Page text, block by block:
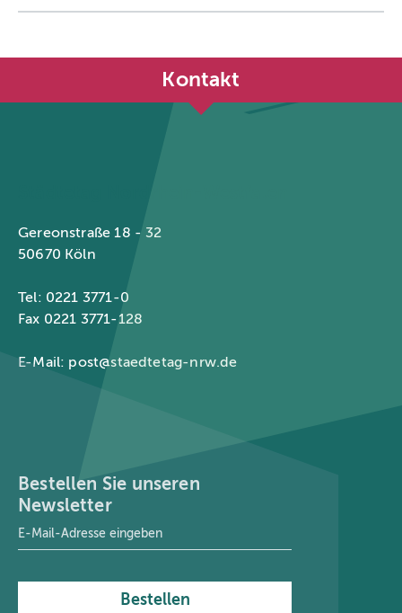
Kontakt
Gereonstraße 18 - 32
50670 Köln
Tel: 0221 3771-0
Fax 0221 3771-128
E-Mail: post@staedtetag-nrw.de
Bestellen Sie unseren
Newsletter
E-Mail-Adresse
Bestellen